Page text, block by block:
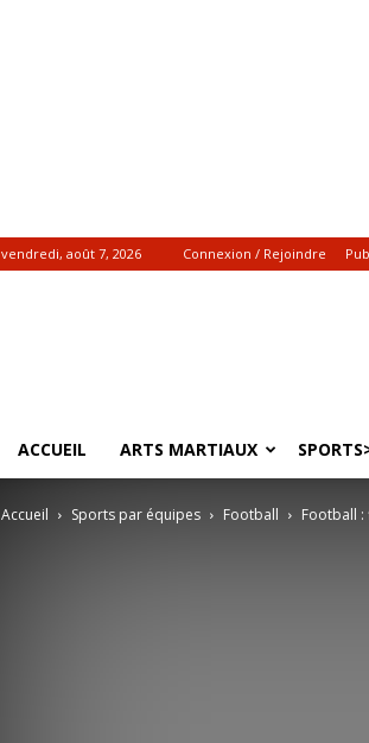
vendredi, août 7, 2026 Connexion / Rejoindre
ACCUEIL ARTS MARTIAUX
Accueil Sports par équipes Football Football